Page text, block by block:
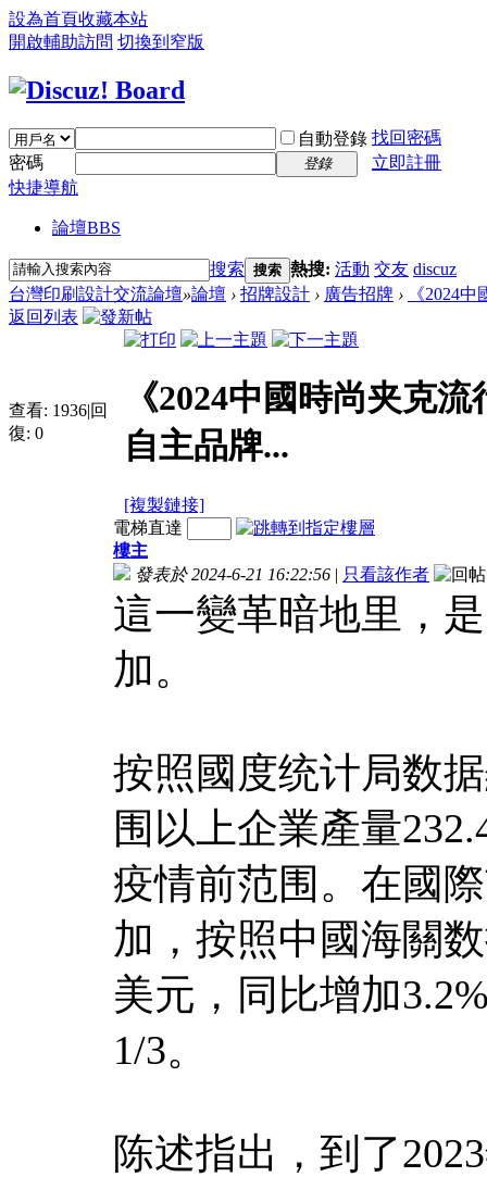
設為首頁收藏本站
開啟輔助訪問 切換到窄版
自動登錄 找回密碼
密碼
登錄
立即註冊
快捷導航
論壇BBS
搜索 搜索 熱搜: 活動 交友 discuz
台灣印刷設計交流論壇»論壇 › 招牌設計 › 廣告招牌 ›
《2024
返回列表
查看: 1936|回
復: 0
《2024中國時尚夹克
自主品牌...
[複製鏈接]
電梯直達
樓主
發表於 2024-6-21 16:22:56 | 只看該作者
這一變革暗地里，
加。
按照國度统计局数
围以上企業產量
疫情前范围。在國
加，按照中國海關
美元，同比增加
1/3。
陈述指出，到了